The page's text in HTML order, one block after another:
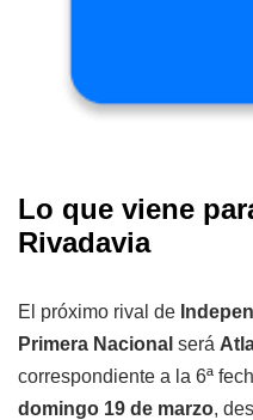
Lo que viene
Rivadavia
El próximo rival de
Primera Nacional será
correspondiente a la 6ª
domingo 19 de marzo,